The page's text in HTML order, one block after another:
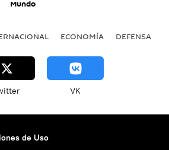
Mundo
ECONOMÍA DEFENSA
VK
de Uso